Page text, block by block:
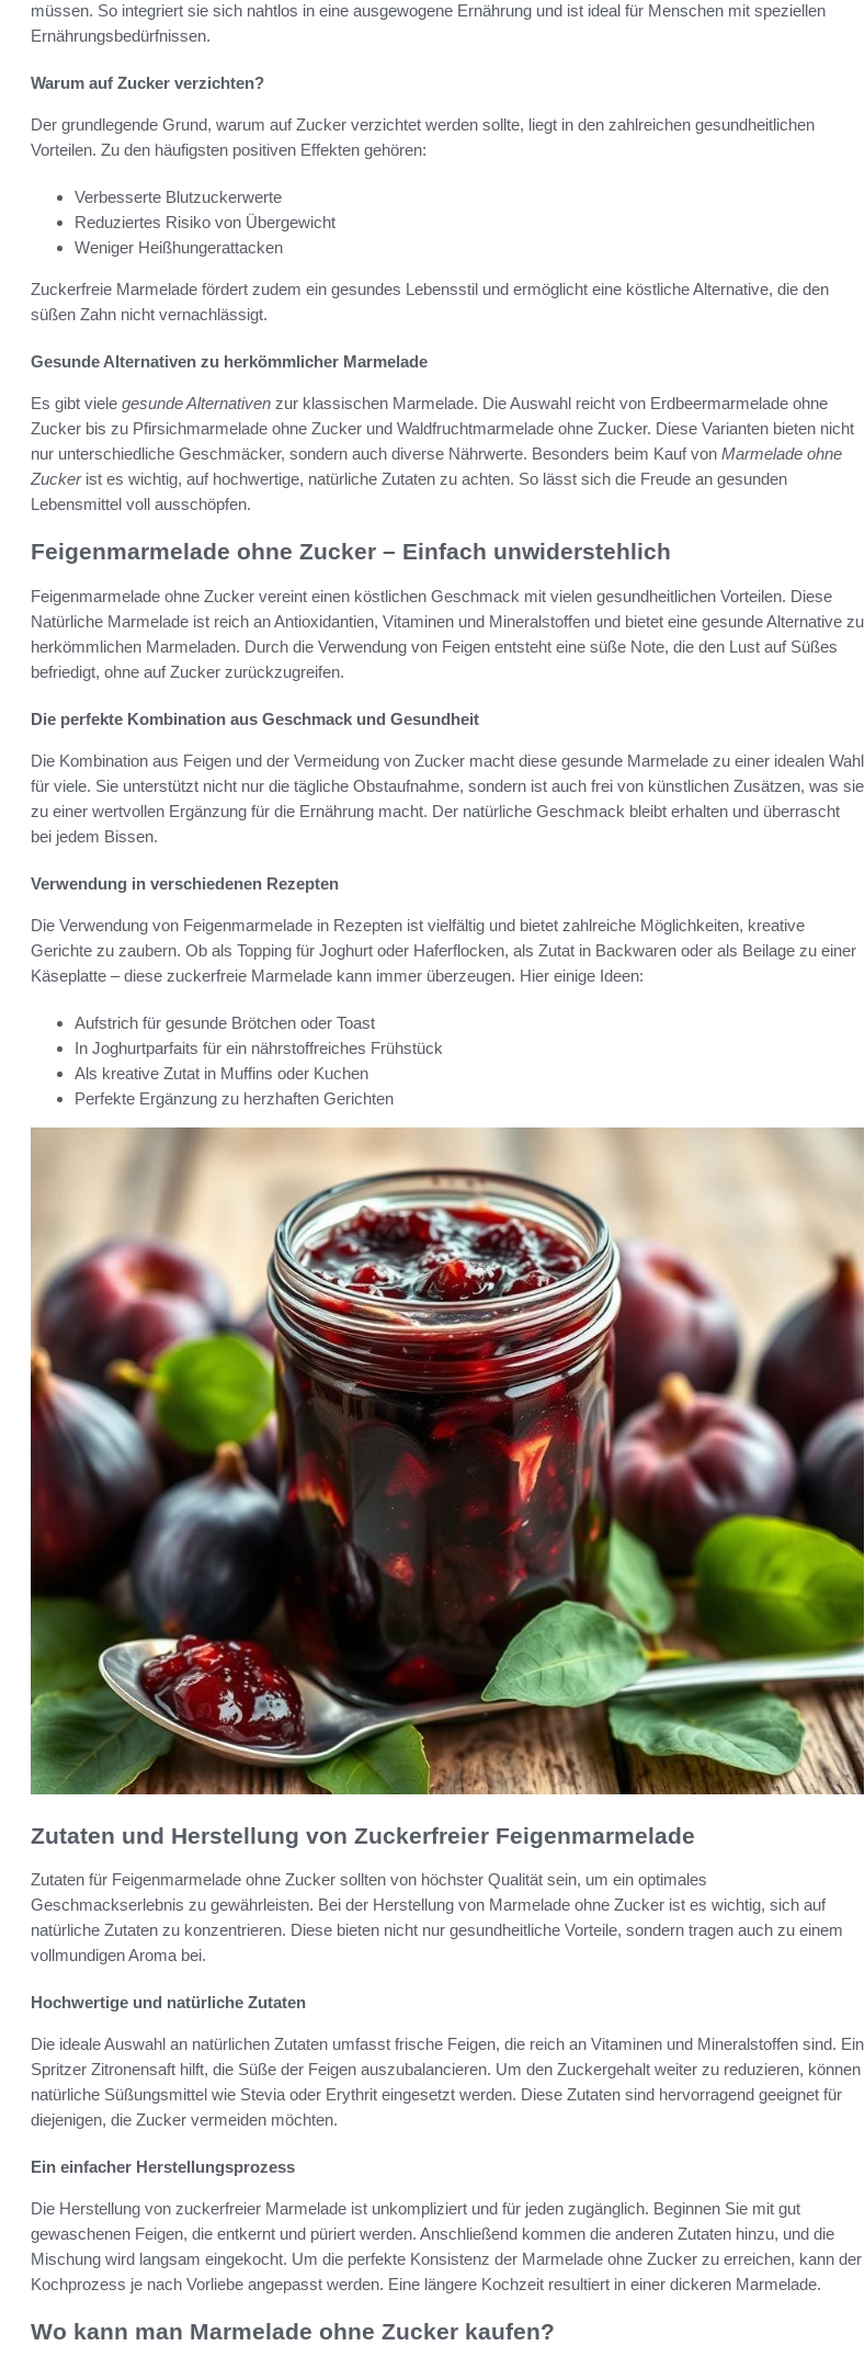
müssen. So integriert sie sich nahtlos in eine ausgewogene Ernährung und ist ideal für Menschen mit speziellen
Ernährungsbedürfnissen.
Warum auf Zucker verzichten?
Der grundlegende Grund, warum auf Zucker verzichtet werden sollte, liegt in den zahlreichen gesundheitlichen
Vorteilen. Zu den häufigsten positiven Effekten gehören:
Verbesserte Blutzuckerwerte
Reduziertes Risiko von Übergewicht
Weniger Heißhungerattacken
Zuckerfreie Marmelade fördert zudem ein gesundes Lebensstil und ermöglicht eine köstliche Alternative, die den
süßen Zahn nicht vernachlässigt.
Gesunde Alternativen zu herkömmlicher Marmelade
Es gibt viele gesunde Alternativen zur klassischen Marmelade. Die Auswahl reicht von Erdbeermarmelade ohne
Zucker bis zu Pfirsichmarmelade ohne Zucker und Waldfruchtmarmelade ohne Zucker. Diese Varianten bieten nicht
nur unterschiedliche Geschmäcker, sondern auch diverse Nährwerte. Besonders beim Kauf von Marmelade ohne
Zuckerist es wichtig, auf hochwertige, natürliche Zutaten zu achten. So lässt sich die Freude an gesunden
Lebensmittel voll ausschöpfen.
Feigenmarmelade ohne Zucker – Einfach unwiderstehlich
Feigenmarmelade ohne Zucker vereint einen köstlichen Geschmack mit vielen gesundheitlichen Vorteilen. Diese
Natürliche Marmelade ist reich an Antioxidantien, Vitaminen und Mineralstoffen und bietet eine gesunde Alternative zu
herkömmlichen Marmeladen. Durch die Verwendung von Feigen entsteht eine süße Note, die den Lust auf Süßes
befriedigt, ohne auf Zucker zurückzugreifen.
Die perfekte Kombination aus Geschmack und Gesundheit
Die Kombination aus Feigen und der Vermeidung von Zucker macht diese gesunde Marmelade zu einer idealen Wahl
für viele. Sie unterstützt nicht nur die tägliche Obstaufnahme, sondern ist auch frei von künstlichen Zusätzen, was sie
zu einer wertvollen Ergänzung für die Ernährung macht. Der natürliche Geschmack bleibt erhalten und überrascht
bei jedem Bissen.
Verwendung in verschiedenen Rezepten
Die Verwendung von Feigenmarmelade in Rezepten ist vielfältig und bietet zahlreiche Möglichkeiten, kreative
Gerichte zu zaubern. Ob als Topping für Joghurt oder Haferflocken, als Zutat in Backwaren oder als Beilage zu einer
Käseplatte – diese zuckerfreie Marmelade kann immer überzeugen. Hier einige Ideen:
Aufstrich für gesunde Brötchen oder Toast
In Joghurtparfaits für ein nährstoffreiches Frühstück
Als kreative Zutat in Muffins oder Kuchen
Perfekte Ergänzung zu herzhaften Gerichten
Zutaten und Herstellung von Zuckerfreier Feigenmarmelade
Zutaten für Feigenmarmelade ohne Zucker sollten von höchster Qualität sein, um ein optimales
Geschmackserlebnis zu gewährleisten. Bei der Herstellung von Marmelade ohne Zucker ist es wichtig, sich auf
natürliche Zutaten zu konzentrieren. Diese bieten nicht nur gesundheitliche Vorteile, sondern tragen auch zu einem
vollmundigen Aroma bei.
Hochwertige und natürliche Zutaten
Die ideale Auswahl an natürlichen Zutaten umfasst frische Feigen, die reich an Vitaminen und Mineralstoffen sind. Ein
Spritzer Zitronensaft hilft, die Süße der Feigen auszubalancieren. Um den Zuckergehalt weiter zu reduzieren, können
natürliche Süßungsmittel wie Stevia oder Erythrit eingesetzt werden. Diese Zutaten sind hervorragend geeignet für
diejenigen, die Zucker vermeiden möchten.
Ein einfacher Herstellungsprozess
Die Herstellung von zuckerfreier Marmelade ist unkompliziert und für jeden zugänglich. Beginnen Sie mit gut
gewaschenen Feigen, die entkernt und püriert werden. Anschließend kommen die anderen Zutaten hinzu, und die
Mischung wird langsam eingekocht. Um die perfekte Konsistenz der Marmelade ohne Zucker zu erreichen, kann der
Kochprozess je nach Vorliebe angepasst werden. Eine längere Kochzeit resultiert in einer dickeren Marmelade.
Wo kann man Marmelade ohne Zucker kaufen?